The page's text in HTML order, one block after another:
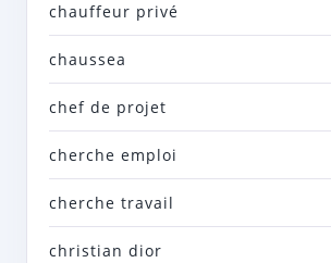
chauffeur privé
chaussea
chef de projet
cherche emploi
cherche travail
christian dior